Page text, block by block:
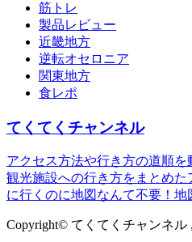
筋トレ
製品レビュー
近畿地方
逆転オセロニア
関東地方
食レポ
てくてくチャンネル
アクセス方法や行き方の道順を
観光施設への行き方をまとめ
に行くのに地図なんて不要！地
Copyright© てくてくチャンネル